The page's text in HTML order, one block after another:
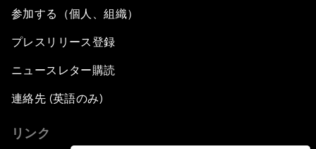
参加する（個人、組織）
プレスリリース登録
ニュースレター購読
連絡先 (英語のみ)
リンク